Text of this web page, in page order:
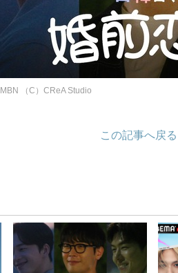
（C）CReA Studio
この記事へ戻る